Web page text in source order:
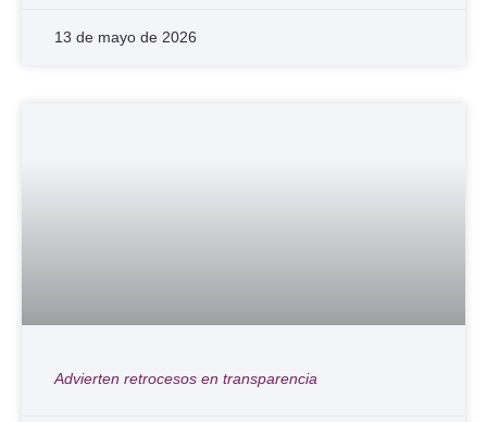
13 de mayo de 2026
Advierten retrocesos en transparencia